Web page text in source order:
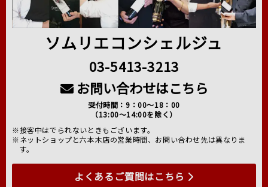
ソムリエコンシェルジュ
03-5413-3213
お問い合わせはこちら
受付時間：9：00～18：00
（13:00～14:00を除く）
※接客中はでられないときもございます。
※ネットショップと六本木店の営業時間、お問い合わせ先は異なりま
す。
よくあるご質問はこちら